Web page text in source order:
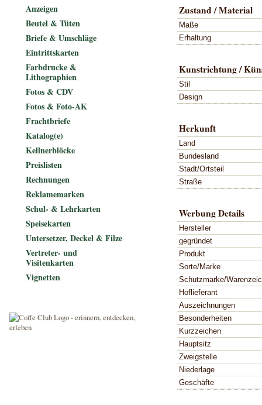
Zustand / Material
Maße
Erhaltung
Kunstrichtung /
Stil
Design
Herkunft
Land
Bundesland
Stadt/Ortsteil
Straße
Werbung Details
Hersteller
gegründet
Produkt
Sorte/Marke
Schutzmarke/
Hoflieferant
Auszeichnungen
Besonderheiten
Kurzzeichen
Hauptsitz
Zweigstelle
Niederlage
Geschäfte
Anzeigen
Beutel & Tüten
Briefe & Umschläge
Eintrittskarten
Farbdrucke &
Lithographien
Fotos & CDV
Fotos & Foto-AK
Frachtbriefe
Katalog(e)
Kellnerblöcke
Preislisten
Rechnungen
Reklamemarken
Schul- & Lehrkarten
Speisekarten
Untersetzer, Deckel & Filze
Vertreter- und
Visitenkarten
Vignetten